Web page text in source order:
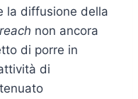
la diffusione della
non ancora
di porre in
di